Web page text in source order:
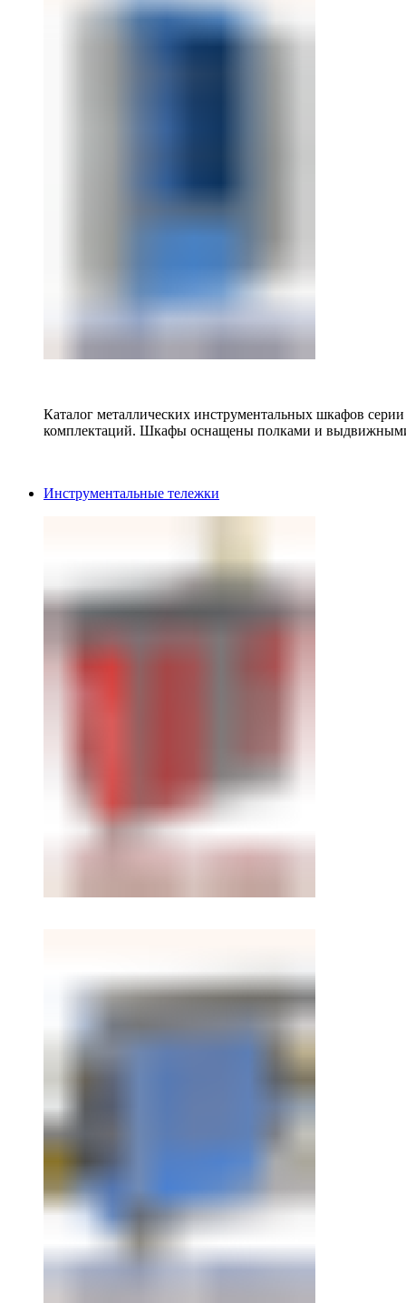
Каталог металлических инструментальных шкафов
комплектаций. Шкафы оснащены полками и
Инструментальные тележки